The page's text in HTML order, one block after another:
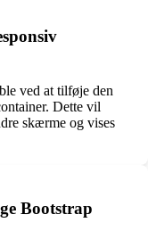
ved at tilføje den
Dette vil
skærme og vises
Bootstrap